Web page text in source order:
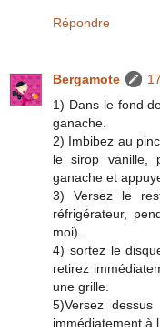
Répondre
Bergamote
1) Dans le fond
ganache.
2) Imbibez au
le sirop vanille,
ganache et
3) Versez le
réfrigérateur,
moi).
4) sortez le
retirez
une grille.
5)Versez
immédiatement à